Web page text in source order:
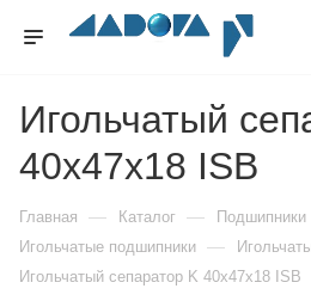
Игольчатый
40x47x18 ISB
Главная — Каталог — Подшипники
Игольчатые подшипники —
Игольчатый сепаратор K 40x47x18 ISB